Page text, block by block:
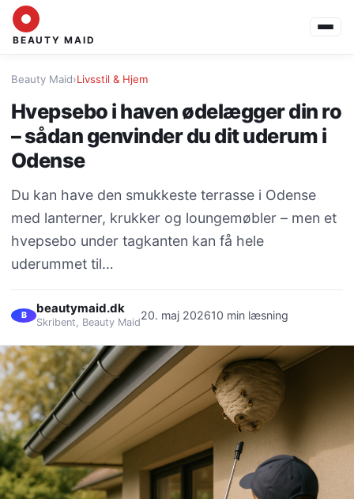
BEAUTY MAID
Beauty Maid›Livsstil & Hjem
Hvepsebo i haven ødelægger din ro
– sådan genvinder du dit uderum i
Odense
Du kan have den smukkeste terrasse i Odense
med lanterner, krukker og loungemøbler – men et
hvepsebo under tagkanten kan få hele
uderummet til…
B beautymaid.dk
Skribent, Beauty Maid
20. maj 202610 min læsning